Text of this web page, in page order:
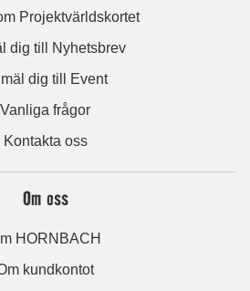
Projektvärldskortet
dig till Nyhetsbrev
dig till Event
Vanliga frågor
Kontakta oss
Om oss
HORNBACH
kundkontot